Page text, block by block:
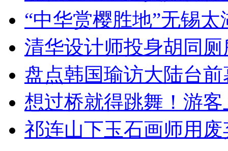
“中华赏樱胜地”无锡
清华设计师投身胡同
盘点韩国瑜访大陆台
想过桥就得跳舞！游客
祁连山下玉石画师用